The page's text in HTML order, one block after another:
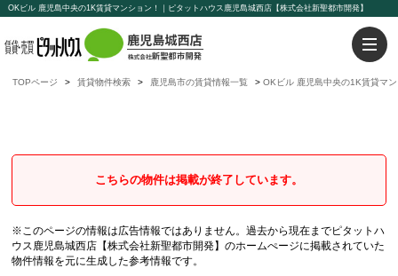
OKビル 鹿児島中央の1K賃貸マンション！｜ピタットハウス鹿児島城西店【株式会社新聖都市開発】
TOPページ 賃貸物件検索 鹿児島市の賃貸情報一覧 OKビル 鹿児島中央の1K賃貸マ
こちらの物件は掲載が終了しています。
※このページの情報は広告情報ではありません。過去から現在までピタットハ
ウス鹿児島城西店【株式会社新聖都市開発】のホームぺージに掲載されていた
物件情報を元に生成した参考情報です。